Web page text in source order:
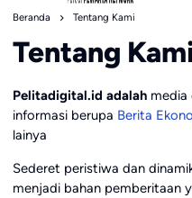
Beranda Tentang Kami
Tentang
Pelitadigital.id adalahmedia
informasi berupa Berita
lainya
Sederet peristiwa dan
menjadi bahan pemberitaan